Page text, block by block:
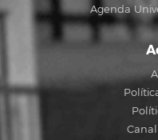
Agenda